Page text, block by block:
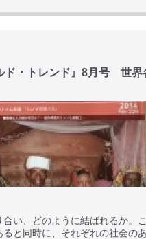
ド・トレンド』8月号 世界
い、どのように結ばれるか。
ると同時に、それぞれの社会の